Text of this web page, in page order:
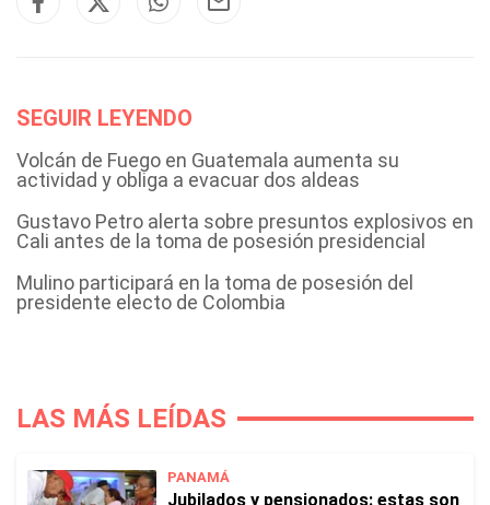
SEGUIR LEYENDO
Volcán de Fuego en Guatemala aumenta su
actividad y obliga a evacuar dos aldeas
Gustavo Petro alerta sobre presuntos explosivos en
Cali antes de la toma de posesión presidencial
Mulino participará en la toma de posesión del
presidente electo de Colombia
LAS MÁS LEÍDAS
PANAMÁ
Jubilados y pensionados: estas son